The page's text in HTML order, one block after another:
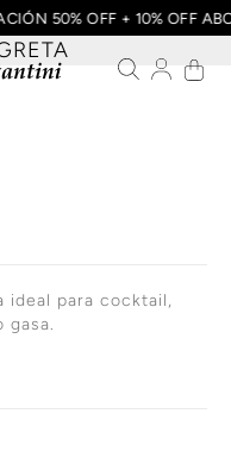
50% OFF + 10% OFF
ideal para cocktail,
gasa.